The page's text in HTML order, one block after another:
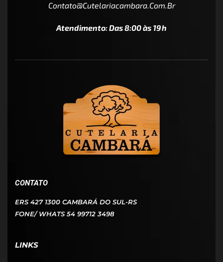
Contato@cutelariacambara.com.br
Atendimento: Das 8:00 às 19h
CONTATO
ERS 427 1300 CAMBARÁ DO SUL-RS
FONE/ WHATS 54 99712 3498
LINKS